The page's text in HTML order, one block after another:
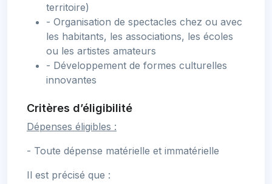
territoire)
- Organisation de spectacles chez ou avec
les habitants, les associations, les écoles
ou les artistes amateurs
- Développement de formes culturelles
innovantes
Critères d’éligibilité
Dépenses éligibles :
- Toute dépense matérielle et immatérielle
Il est précisé que :